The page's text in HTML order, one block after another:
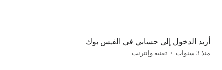
أريد الدخول إلى حسابي في الفيس بوك
منذ 3 سنوات تقنية وإنترنت